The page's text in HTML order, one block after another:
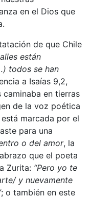
en el Dios que
de que Chile
están
todos se han
a Isaías 9,2,
en tierras
de la voz poética
marcada por el
para una
o del amor, la
que el poeta
Zurita: “Pero yo te
y nuevamente
; o también en este